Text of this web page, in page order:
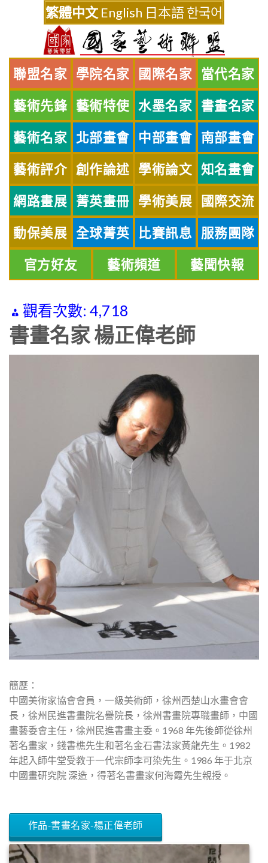
繁體中文 English 日本語한국어
聯盟名家 學院名家 國際名家 當代名家
藝術先鋒 藝術特使 水墨名家 書畫名家
藝術名家 北部畫會 中部畫會 南部畫會
藝術評介 創作論述 學術論文 知名畫會
網路畫展 菁英畫冊 學術美展 國際交流
動保美展 全球菁英 比賽訊息 服務團隊
官方好友 藝術頻道 藝聞快報
觀看次數: 4,718
書畫名家 楊正偉老師
簡歷：
中國美術家協會會員，一級美術師，徐州西楚山水畫會會
長，徐州民進書畫院名譽院長，徐州書畫院專職畫師，中國
畫藝委會主任，徐州民進書畫主委。1968 年先後師從徐州
著名畫家，錢書樵先生和著名金石書法家黃龍先生。1982
年起入師牛堂受教于一代宗師李可染先生。1986 年于北京
中國畫研究院 深造，得著名書畫家何海霞先生親授。
作品-書畫名家-楊正偉老師